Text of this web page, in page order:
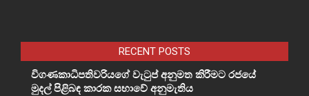
RECENT POSTS
විගණකාධිපතිවරියගේ වැටුප් අනුමත කිරීමට රජයේ
මුදල් පිළිබඳ කාරක සභාවේ අනුමැතිය